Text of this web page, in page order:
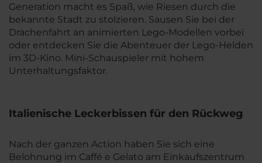
Generation macht es Spaß, wie Riesen durch die
bekannte Stadt zu stolzieren. Sausen Sie bei der
Drachenfahrt an animierten Lego-Modellen vorbei
oder entdecken Sie die Abenteuer der Lego-Helden
im 3D-Kino. Mini-Schauspieler mit hohem
Unterhaltungsfaktor.
Italienische Leckerbissen für den Rückweg
Nach der ganzen Action haben Sie sich eine
Belohnung im Caffé e Gelato am Einkaufszentrum